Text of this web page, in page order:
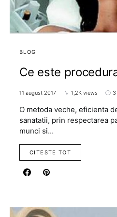
BLOG
Ce este
11 august 2017 1,2K views
O metoda veche, eficienta
sanatatii, prin respectarea
munci si…
CITESTE TOT